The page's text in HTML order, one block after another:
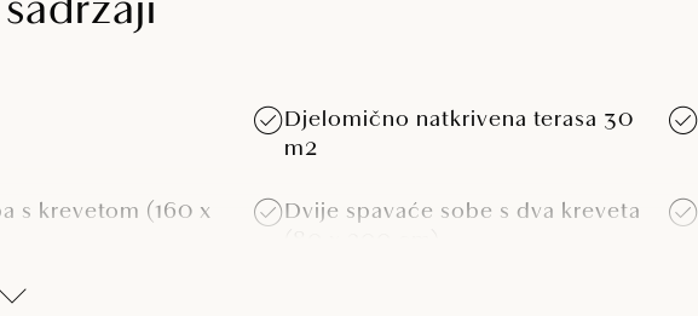
Djelomično natkrivena terasa 30
m2
s krevetom (160 x
Dvije spavaće sobe s dva kreveta